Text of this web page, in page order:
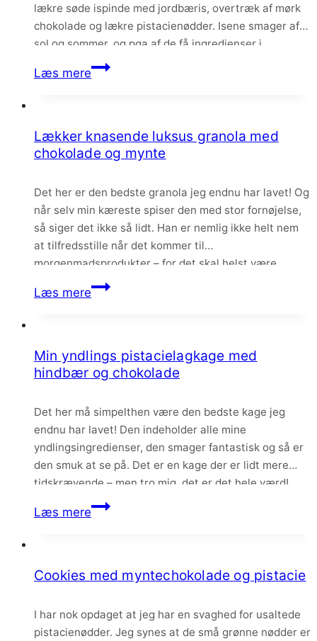
lækre søde ispinde med jordbæris, overtræk af mørk
chokolade og lækre pistacienødder. Isene smager af
sol og sommer, og pga af de få ingredienser i
jordbærisen kommer jordbærsmagen virkelig til sin
ret.
Læs mereIspinde
mørk
chokolade
Lækker knasende luksus granola med
chokolade og mynte
Det her er den bedste granola jeg endnu har lavet! Og
når selv min kæreste spiser den med stor fornøjelse,
så siger det ikke så lidt. Han er nemlig ikke helt nem
at tilfredsstille når det kommer til
morgenmadsprodukter – for det skal helst være
meget sødt hvis du spørger ham, som var det slik….
Læs mereLækker
med
chokolade
og
mynte
Min yndlings pistacielagkage med
hindbær og chokolade
Det her må simpelthen være den bedste kage jeg
endnu har lavet! Den indeholder alle mine
yndlingsingredienser, den smager fantastisk og så er
den smuk at se på. Det er en kage der er lidt mere
tidskrævende – men tro mig, det er det hele værd!
Læs mereMin
hindbær
chokolade
Cookies med myntechokolade og pistacie
I har nok opdaget at jeg har en svaghed for usaltede
pistacienødder. Jeg synes at de små grønne nødder er